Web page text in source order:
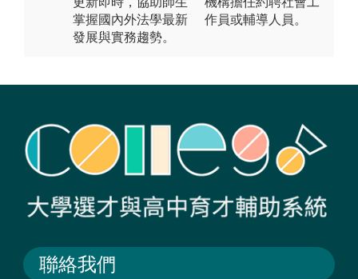
掌握國內外法學最新
發展與實務趨勢。
作員或輔導人員。
聯絡我們